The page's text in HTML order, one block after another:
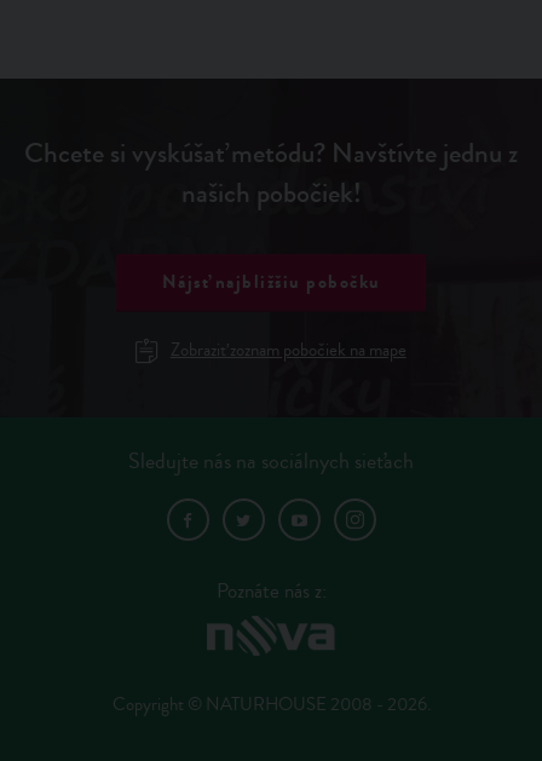
Chcete si vyskúšať metódu? Navštívte jednu z
našich pobočiek!
Nájsť najbližšiu pobočku
Zobraziť zoznam pobočiek na mape
Sledujte nás na sociálnych sieťach
Poznáte nás z:
Copyright © NATURHOUSE 2008 - 2026.